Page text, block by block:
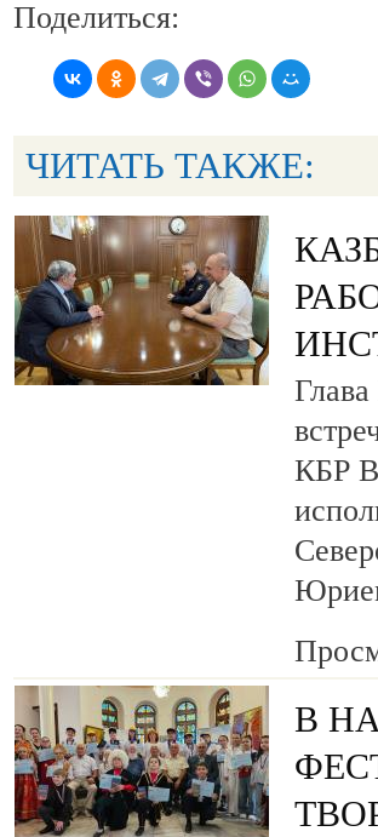
Поделиться:
ЧИТАТЬ ТАКЖЕ:
КБР
В